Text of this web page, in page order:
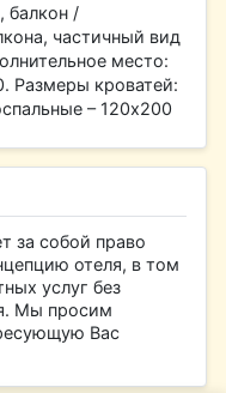
балкон /
частичный вид
место:
Размеры кроватей:
– 120х200
за собой право
отеля, в том
услуг без
Мы просим
Вас